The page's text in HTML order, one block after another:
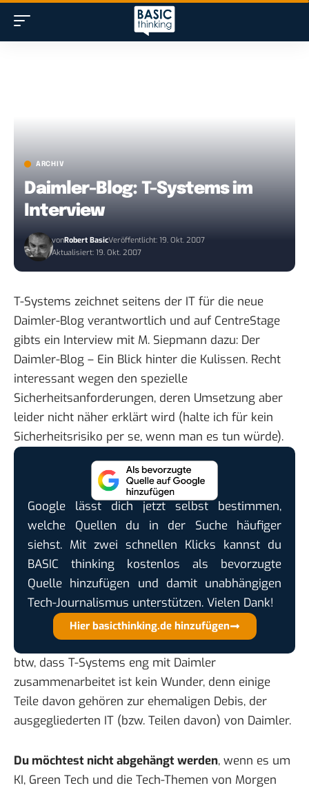
ARCHIV
Daimler-Blog: T-Systems im
Interview
vonRobert BasicVeröffentlicht: 19. Okt. 2007
Aktualisiert: 19. Okt. 2007
T-Systems zeichnet seitens der IT für die neue
Daimler-Blog verantwortlich und auf CentreStage
gibts ein Interview mit M. Siepmann dazu: Der
Daimler-Blog – Ein Blick hinter die Kulissen. Recht
interessant wegen den spezielle
Sicherheitsanforderungen, deren Umsetzung aber
leider nicht näher erklärt wird (halte ich für kein
Sicherheitsrisiko per se, wenn man es tun würde).
Google lässt dich jetzt selbst bestimmen,
welche Quellen du in der Suche häufiger
siehst. Mit zwei schnellen Klicks kannst du
BASIC thinking kostenlos als bevorzugte
Quelle hinzufügen und damit unabhängigen
Tech-Journalismus unterstützen. Vielen Dank!
Hier basicthinking.de hinzufügen
btw, dass T-Systems eng mit Daimler
zusammenarbeitet ist kein Wunder, denn einige
Teile davon gehören zur ehemaligen Debis, der
ausgegliederten IT (bzw. Teilen davon) von Daimler.
Du möchtest nicht abgehängt werden, wenn es um
KI, Green Tech und die Tech-Themen von Morgen